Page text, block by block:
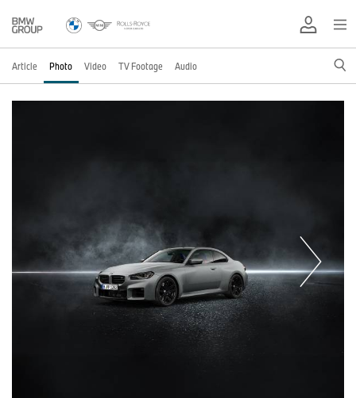
Article Photo Video TV Footage Audio